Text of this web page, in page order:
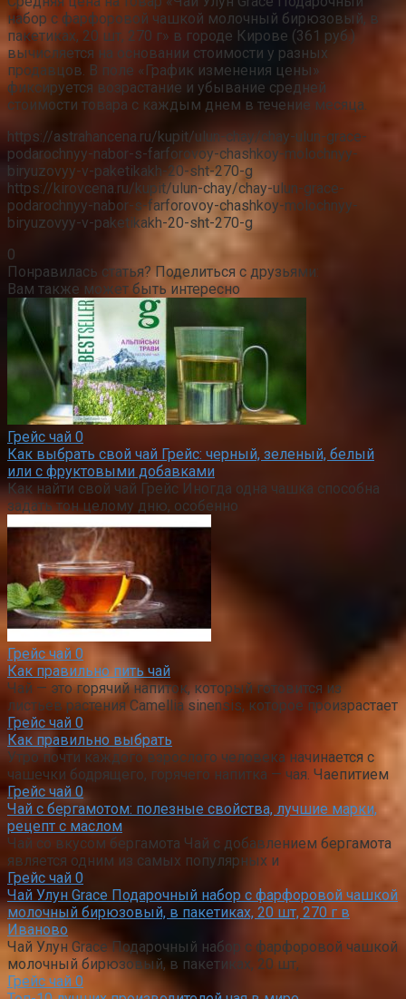
набор с фарфоровой чашкой молочный бирюзовый, в
пакетиках, 20 шт, 270 г» в городе Кирове (361 руб.)
вычисляется на основании стоимости у разных
продавцов. В поле «График изменения цены»
фиксируется возрастание и убывание средней
стоимости товара с каждым днем в течение месяца.
https://astrahancena.ru/kupit/ulun-chay/chay-ulun-grace-
podarochnyy-nabor-s-farforovoy-chashkoy-molochnyy-
biryuzovyy-v-paketikakh-20-sht-270-g
https://kirovcena.ru/kupit/ulun-chay/chay-ulun-grace-
podarochnyy-nabor-s-farforovoy-chashkoy-molochnyy-
biryuzovyy-v-paketikakh-20-sht-270-g
0
Понравилась статья? Поделиться с друзьями:
Вам также может быть интересно
Грейс чай 0
Как выбрать свой чай Грейс: черный, зеленый, белый
или с фруктовыми добавками
Как найти свой чай Грейс Иногда одна чашка способна
задать тон целому дню, особенно
Грейс чай 0
Как правильно пить чай
Чай — это горячий напиток, который готовится из
листьев растения Camellia sinensis, которое произрастает
Грейс чай 0
Как правильно выбрать
Утро почти каждого взрослого человека начинается с
чашечки бодрящего, горячего напитка — чая. Чаепитием
Грейс чай 0
Чай с бергамотом: полезные свойства, лучшие марки,
рецепт с маслом
Чай со вкусом бергамота Чай с добавлением бергамота
является одним из самых популярных и
Грейс чай 0
Чай Улун Grace Подарочный набор с фарфоровой чашкой
молочный бирюзовый, в пакетиках, 20 шт, 270 г в
Иваново
Чай Улун Grace Подарочный набор с фарфоровой чашкой
молочный бирюзовый, в пакетиках, 20 шт,
Грейс чай 0